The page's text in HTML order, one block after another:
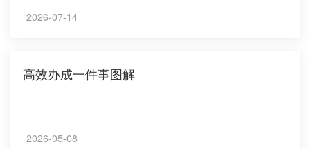
2026-07-14
高效办成一件事图解
2026-05-08